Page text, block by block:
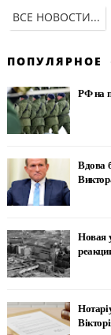
ВСЕ НОВОСТИ...
ПОПУЛЯРНОЕ
РФ на
Вдова
Новая